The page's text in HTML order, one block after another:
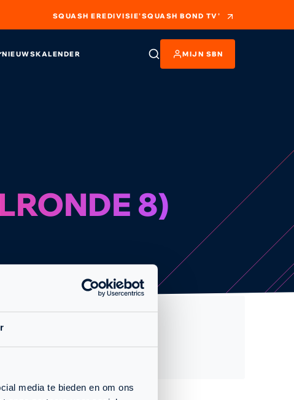
media te bieden en om ons
SQUASH EREDIVISIE'SQUASH BOND TV'
NIEUWSKALENDER MIJN SBN
8)
Type:Event